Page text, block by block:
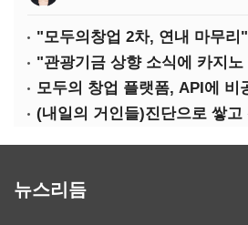
"모두의창업 2차, 연내 마무리"
뉴스리듬